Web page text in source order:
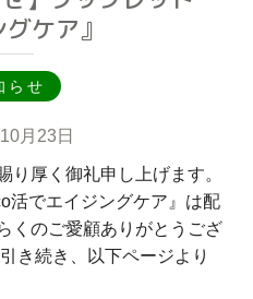
ケア』
らせ
月23日
り厚く御礼申し上げます。
活でエイジングケア』は配
くのご愛顧ありがとうござ
き続き、以下ページより